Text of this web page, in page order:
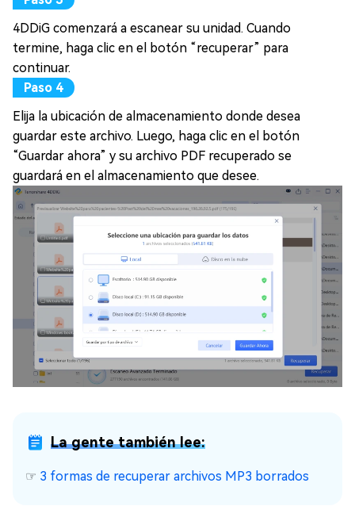
4DDiG comenzará a escanear su unidad. Cuando
termine, haga clic en el botón “recuperar” para
continuar.
Elija la ubicación de almacenamiento donde desea
guardar este archivo. Luego, haga clic en el botón
“Guardar ahora” y su archivo PDF recuperado se
guardará en el almacenamiento que desee.
La gente también lee:
☞ 3 formas de recuperar archivos MP3 borrados